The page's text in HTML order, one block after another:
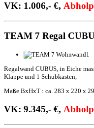
VK: 1.006,- €,
TEAM 7 Regal
Regalwand CUBUS, in Eiche
Klappe und 1 Schubkasten,
Maße BxHxT : ca. 283 x 220 x 29
VK: 9.345,- €,